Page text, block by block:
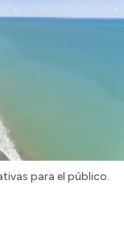
para el público.